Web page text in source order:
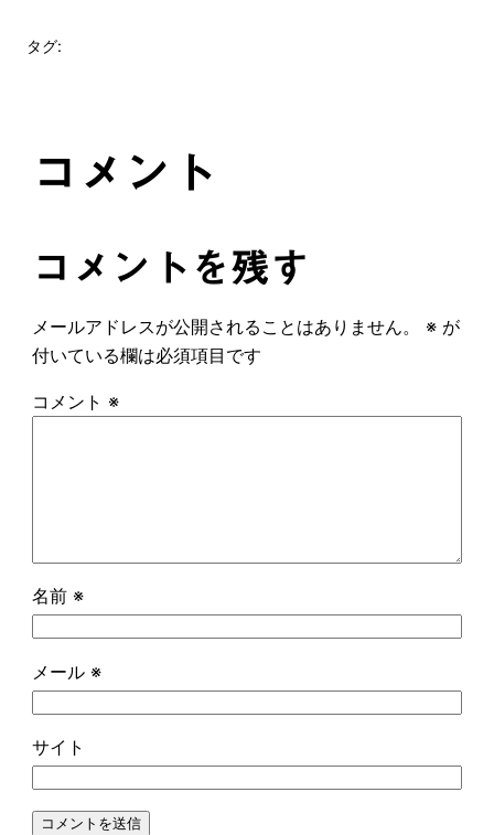
タグ:
コメント
コメントを残す
メールアドレスが公開されることはありません。 ※が
付いている欄は必須項目です
コメント ※
名前 ※
メール ※
サイト